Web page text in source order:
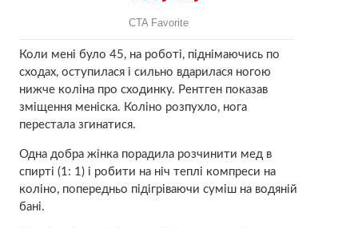
Коли мені було 45, на роботі, піднімаючись по
сходах, оступилася і сильно вдарилася ногою
нижче коліна про сходинку. Рентген показав
зміщення меніска. Коліно розпухло, нога
перестала згинатися.
Одна добра жінка порадила розчинити мед в
спирті (1: 1) і робити на ніч теплі компреси на
коліно, попередньо підігріваючи суміш на водяній
бані.